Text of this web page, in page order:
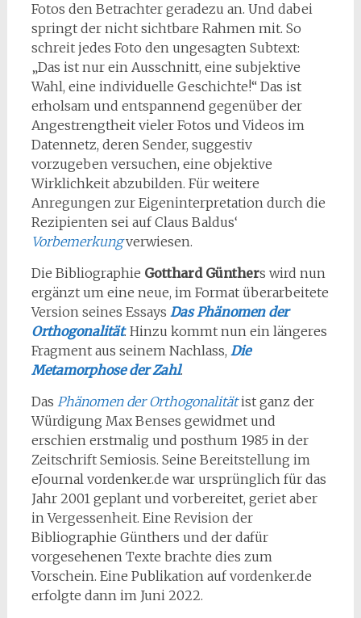
Fotos den Betrachter geradezu an. Und dabei
springt der nicht sichtbare Rahmen mit. So
schreit jedes Foto den ungesagten Subtext:
„Das ist nur ein Ausschnitt, eine subjektive
Wahl, eine individuelle Geschichte!“ Das ist
erholsam und entspannend gegenüber der
Angestrengtheit vieler Fotos und Videos im
Datennetz, deren Sender, suggestiv
vorzugeben versuchen, eine objektive
Wirklichkeit abzubilden. Für weitere
Anregungen zur Eigeninterpretation durch die
Rezipienten sei auf Claus Baldus‘
Vorbemerkungverwiesen.
Die Bibliographie Gotthard Günthers wird nun
ergänzt um eine neue, im Format überarbeitete
Version seines Essays Das Phänomen der
Orthogonalität. Hinzu kommt nun ein längeres
Fragment aus seinem Nachlass, Die
Metamorphose der Zahl.
Das Phänomen der Orthogonalitätist ganz der
Würdigung Max Benses gewidmet und
erschien erstmalig und posthum 1985 in der
Zeitschrift Semiosis. Seine Bereitstellung im
eJournal vordenker.de war ursprünglich für das
Jahr 2001 geplant und vorbereitet, geriet aber
in Vergessenheit. Eine Revision der
Bibliographie Günthers und der dafür
vorgesehenen Texte brachte dies zum
Vorschein. Eine Publikation auf vordenker.de
erfolgte dann im Juni 2022.